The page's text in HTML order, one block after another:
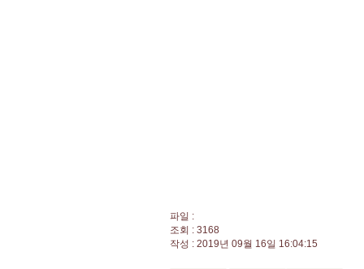
파일 :
조회 : 3168
작성 : 2019년 09월 16일 16:04:15